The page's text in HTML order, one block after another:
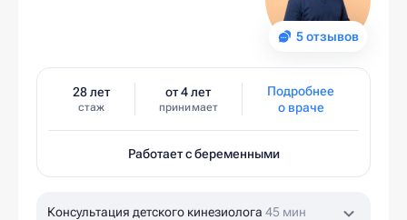
5 отзывов
28 лет
стаж
от 4 лет
принимает
Подробнее
о враче
Работает с беременными
Консультация детского кинезиолога 45 мин